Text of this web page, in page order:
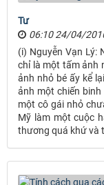
Tư
06:10 24/04/
(i) Nguyễn Vạn Lý:
chỉ là một tấm ảnh
ảnh nhỏ bé ấy kể
ảnh một chiến
một cô gái nhỏ
Mỹ làm một cuộc
thương quá khứ và